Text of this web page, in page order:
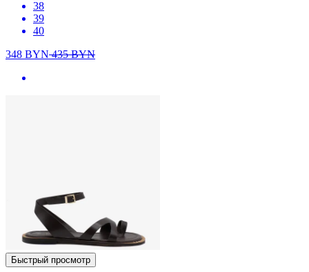
38
39
40
348 BYN435BYN
Быстрый просмотр